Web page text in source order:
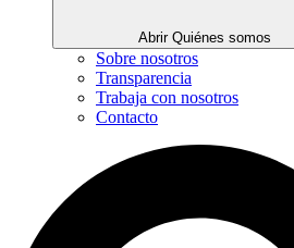
Abrir Quiénes somos
Sobre nosotros
Transparencia
Trabaja con nosotros
Contacto